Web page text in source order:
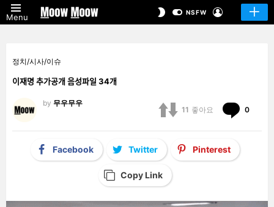
Menu
SWITCHNSFW
정치/시사/이슈
이재명 추가공개 음성파일 34개
by 무우무우
11 좋아요 0
Facebook Twitter Pinterest
Copy Link